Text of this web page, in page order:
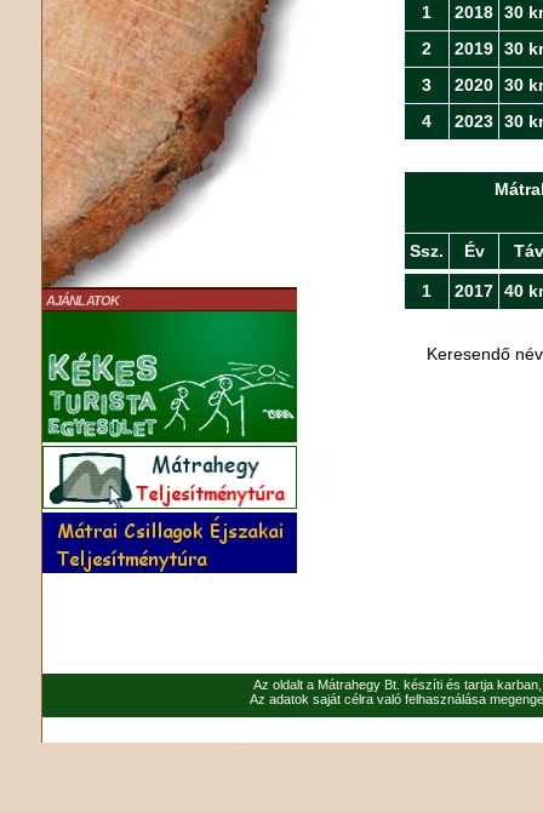
AJÁNLATOK
1 2018 30
2
2019 30
3
2020 30
4
2023 30
Ssz. Év Táv
1 2017 40
Keresendő
Az oldalt a Mátrahegy Bt. készíti és tartja
Az adatok saját célra való felhasználása